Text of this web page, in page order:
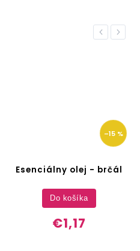
Previous
–15 %
Esenciálny olej - brčál
€1,17
Do košíka
Next